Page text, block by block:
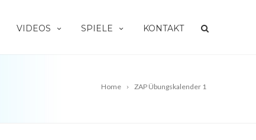
VIDEOS SPIELE KONTAKT
Home ZAP Übungskalender 1